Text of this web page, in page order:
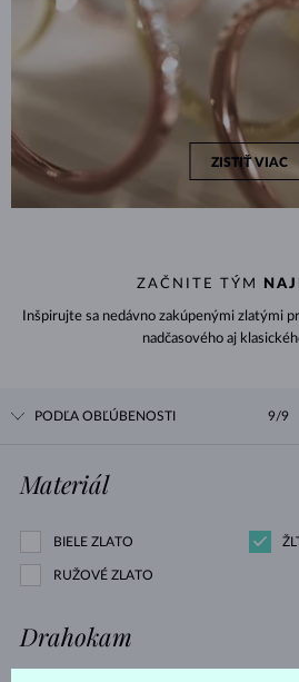
ZISTIŤ VIAC
ZAČNITE TÝM
Inšpirujte sa nedávno zakúpenými zlatými
nadčasového aj
PODĽA OBĽÚBENOSTI 9/9
Materiál
BIELE ZLATO
RUŽOVÉ ZLATO
Drahokam